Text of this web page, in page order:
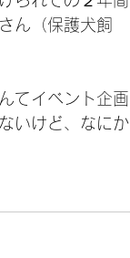
ん（保護犬飼
てイベント企画
いけど、なにか